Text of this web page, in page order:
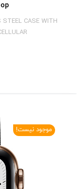
CASE WITH
موجود نیست!